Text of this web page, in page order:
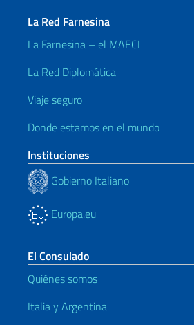
La Red Farnesina
La Farnesina – el MAECI
La Red Diplomática
Viaje seguro
Donde estamos en el mundo
Instituciones
Gobierno Italiano
Europa.eu
El Consulado
Quiénes somos
Italia y Argentina